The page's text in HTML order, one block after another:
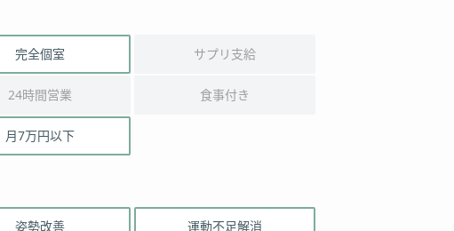
完全個室 サプリ支給
24時間営業 食事付き
月7万円以下
姿勢改善 運動不足解消